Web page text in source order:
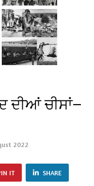
ਦੀਆਂ ਚੀਸਾਂ—
2022
IT SHARE